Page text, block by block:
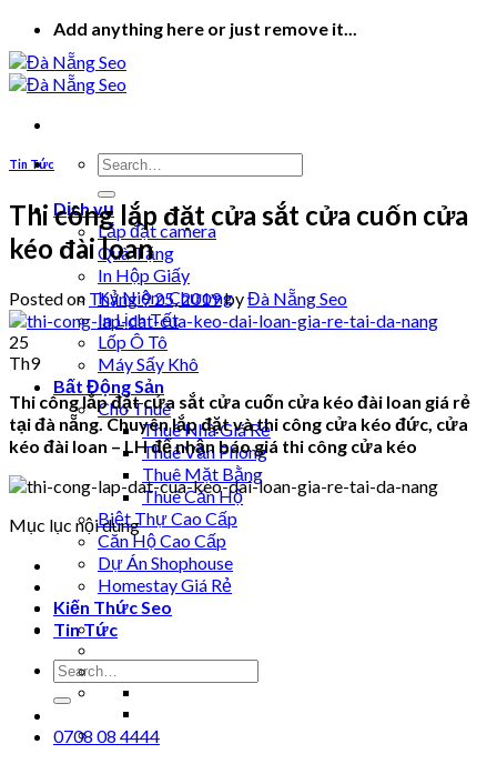
Skip
to
content
Add anything here or just remove it...
Dịch vụ
Lắp đặt camera
Quà Tặng
In Hộp Giấy
Kỷ Niệm Chương
In Lịch Tết
Lốp Ô Tô
Máy Sấy Khô
Bất Động Sản
Cho Thuê
Thuê Nhà Giá Rẻ
Thuê Văn Phòng
Thuê Mặt Bằng
Thuê Căn Hộ
Biệt Thự Cao Cấp
Căn Hộ Cao Cấp
Dự Án Shophouse
Homestay Giá Rẻ
Kiến Thức Seo
Tin Tức
0708 08 4444
Tin Tức
Thi công lắp đặt cửa sắt cửa cuốn cửa
kéo đài loan
Posted on Tháng 9 25, 2019byĐà Nẵng Seo
25
Th9
Thi công lắp đặt cửa sắt cửa cuốn cửa kéo đài loan giá rẻ
tại đà nẵng. Chuyên lắp đặt và thi công cửa kéo đức, cửa
kéo đài loan – LH để nhận báo giá thi công cửa kéo
Mục lục nội dung